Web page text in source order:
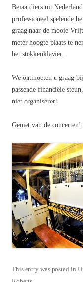
Beiaardiers uit
professioneel spelende
graag naar de mooie
meter hoogte plaats te
het stokkenklavier.
We ontmoeten u graag
passende financiële
niet organiseren!
Geniet van de concerten!
This entry was posted in